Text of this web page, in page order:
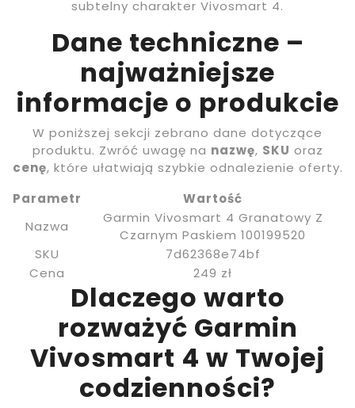
subtelny charakter Vivosmart 4.
Dane techniczne –
najważniejsze
informacje o produkcie
W poniższej sekcji zebrano dane dotyczące
produktu. Zwróć uwagę na nazwę, SKU oraz
cenę, które ułatwiają szybkie odnalezienie oferty.
Parametr
Wartość
Nazwa
Garmin Vivosmart 4 Granatowy Z
Czarnym Paskiem 100199520
SKU
7d62368e74bf
Cena
249 zł
Dlaczego warto
rozważyć Garmin
Vivosmart 4 w Twojej
codzienności?